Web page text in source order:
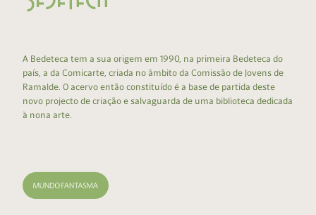
A Bedeteca tem a sua origem em 1990, na primeira Bedeteca do
país, a da Comicarte, criada no âmbito da Comissão de Jovens de
Ramalde. O acervo então constituído é a base de partida deste
novo projecto de criação e salvaguarda de uma biblioteca dedicada
à nona arte.